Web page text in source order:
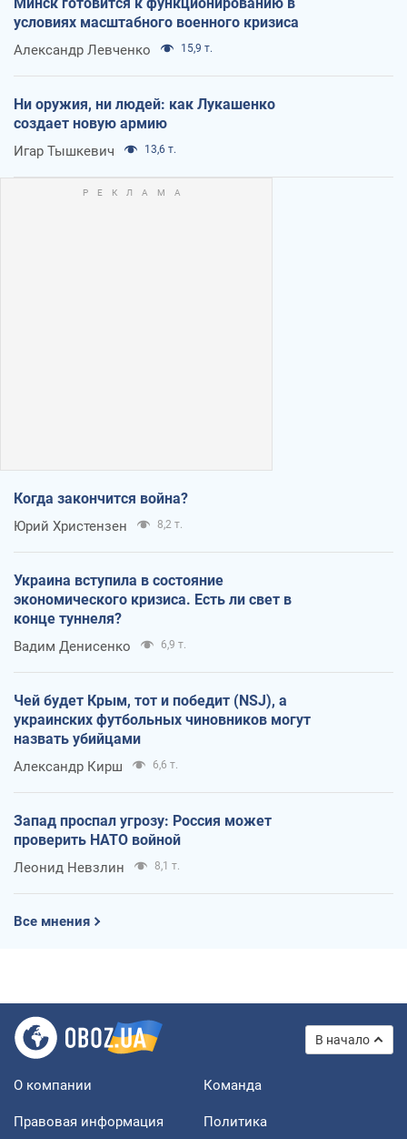
условиях масштабного военного кризиса
Александр Левченко 15,9 т.
Ни оружия, ни людей: как Лукашенко
создает новую армию
Игар Тышкевич 13,6 т.
Когда закончится война?
Юрий Христензен 8,2 т.
Украина вступила в состояние
экономического кризиса. Есть ли свет в
конце туннеля?
Вадим Денисенко 6,9 т.
Чей будет Крым, тот и победит (NSJ), а
украинских футбольных чиновников могут
назвать убийцами
Александр Кирш 6,6 т.
Запад проспал угрозу: Россия может
проверить НАТО войной
Леонид Невзлин 8,1 т.
Все мнения
В начало
О компании Команда
Правовая информация
Политика